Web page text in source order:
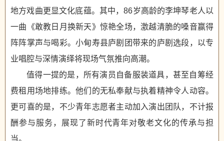
地方戏曲更显文化底蕴。其中，86岁高龄的李坤琴老人以
一曲《敢教日月换新天》惊艳全场，激越清脆的嗓音赢得
阵阵掌声与喝彩。小甸寿县庐剧团带来的庐剧选段，以专
业唱腔与深情演绎将现场气氛推向高潮。
值得一提的是，所有演员自备服装道具，甚至自筹经
费租用场地排练。他们的无私奉献与执着精神令人动容。
更可喜的是，不少青年志愿者主动加入演出团队，不计报
酬参与服务，展现了新时代青年对敬老文化的传承与担
当。